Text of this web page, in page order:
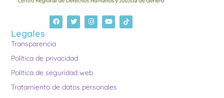
Legales
Transparencia
Política de privacidad
Política de seguridad web
Tratamiento de datos personales